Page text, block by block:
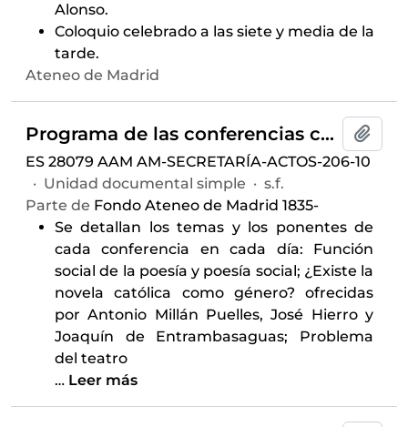
Alonso.
Coloquio celebrado a las siete y media de la
tarde.
Ateneo de Madrid
Programa de las conferencias celebradas entre 13 de enero y el 27 de abril de 1960 en el Aula Pequeña y auspiciado por el Aula de Literatura del Ateneo de Madrid
ES 28079 AAM AM-SECRETARÍA-ACTOS-206-10
· Unidad documental simple · s.f.
Parte de Fondo Ateneo de Madrid 1835-
Se detallan los temas y los ponentes de
cada conferencia en cada día: Función
social de la poesía y poesía social; ¿Existe la
novela católica como género? ofrecidas
por Antonio Millán Puelles, José Hierro y
Joaquín de Entrambasaguas; Problema
del teatro
… Leer más